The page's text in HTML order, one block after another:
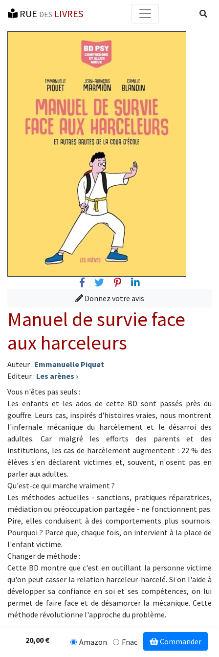
RUE DES LIVRES
FacebookTwitterPinterest
Linkedin
Donnez votre avis
Manuel de survie face
aux harceleurs
Auteur : Emmanuelle Piquet
Editeur : Les arènes ›
Vous n'êtes pas seuls :
Les enfants et les ados de cette BD sont passés près du
gouffre. Leurs cas, inspirés d'histoires vraies, nous montrent
l'infernale mécanique du harcèlement et le désarroi des
adultes. Car malgré les efforts des parents et des
institutions, les cas de harcèlement augmentent : 22 % des
élèves s'en déclarent victimes et, souvent, n'osent pas en
parler aux adultes.
Qu'est-ce qui marche vraiment ?
Les méthodes actuelles - sanctions, pratiques réparatrices,
médiation ou préoccupation partagée - ne fonctionnent pas.
Pire, elles conduisent à des comportements plus sournois.
Pourquoi ? Parce que, chaque fois, on intervient à la place de
l'enfant victime.
Changer de méthode :
Cette BD montre que c'est en outillant la personne victime
qu'on peut casser la relation harceleur-harcelé. Si on l'aide à
développer sa confiance en soi et ses compétences, on lui
permet de faire face et de désamorcer la mécanique. Cette
méthode révolutionne l'approche du problème.
20,00 € Amazon Fnac Commander